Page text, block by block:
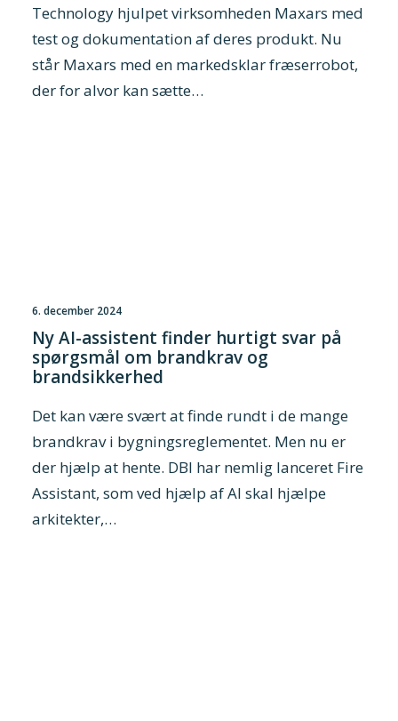
Technology hjulpet virksomheden Maxars med
test og dokumentation af deres produkt. Nu
står Maxars med en markedsklar fræserrobot,
der for alvor kan sætte…
6. december 2024
Ny AI-assistent finder hurtigt svar på
spørgsmål om brandkrav og
brandsikkerhed
Det kan være svært at finde rundt i de mange
brandkrav i bygningsreglementet. Men nu er
der hjælp at hente. DBI har nemlig lanceret Fire
Assistant, som ved hjælp af AI skal hjælpe
arkitekter,…